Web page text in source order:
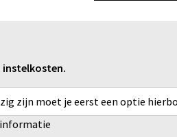
instelkosten.
zijn moet je eerst een optie
informatie